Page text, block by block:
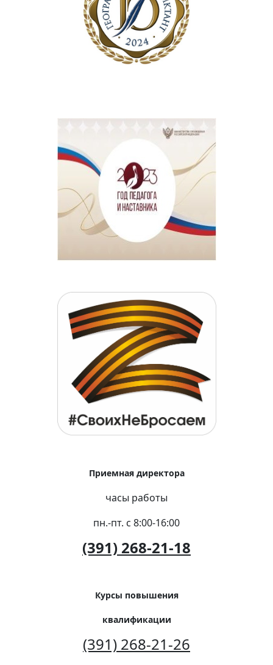
Приемная директора
часы работы
пн.-пт. с 8:00-16:00
(391) 268-21-18
Курсы повышения
квалификации
(391) 268-21-26